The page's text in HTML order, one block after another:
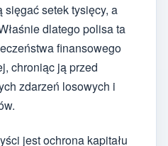
setek tysięcy, a
dlatego polisa ta
finansowego
chroniąc ją przed
zdarzeń losowych i
jest ochrona kapitału